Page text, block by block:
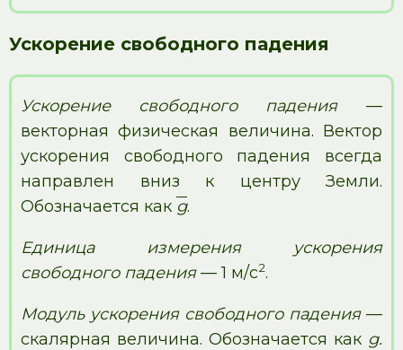
Ускорение свободного падения
Ускорение свободного падения—
векторная физическая величина. Вектор
ускорения свободного падения всегда
направлен вниз к центру Земли.
Обозначается как g.
Единица измерения ускорения
свободного падения— 1 м/с2.
Модуль ускорения свободного падения—
скалярная величина. Обозначается как g.